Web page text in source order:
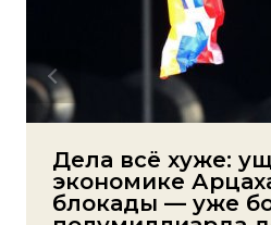
Дела всё хуже:
экономике
блокады — уже